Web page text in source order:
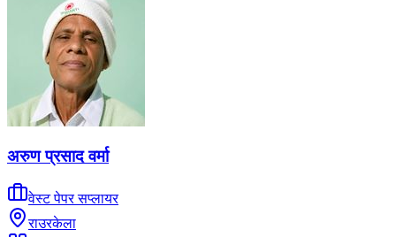
अरुण प्रसाद वर्मा
वेस्ट पेपर सप्लायर
राउरकेला